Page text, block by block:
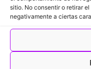
sitio. No consentir o retirar
negativamente a ciertas
Impacta en el
interacción
mejorar tu
locales.